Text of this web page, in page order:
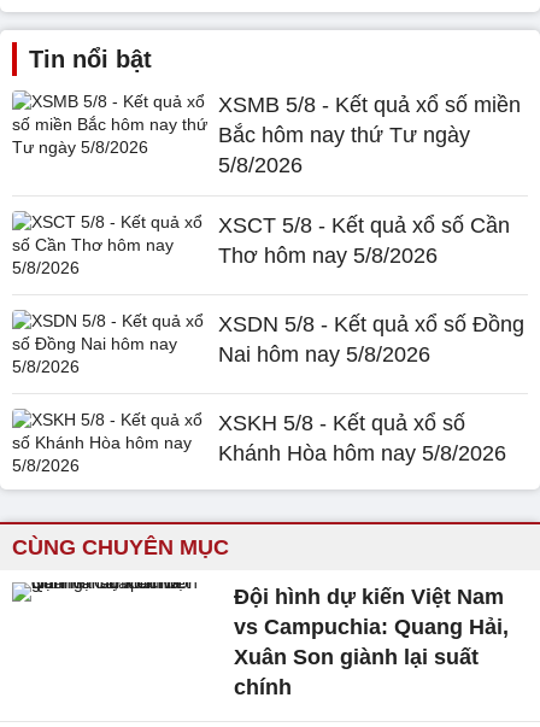
Tin nổi bật
XSMB 5/8 - Kết quả xổ số miền
Bắc hôm nay thứ Tư ngày
5/8/2026
XSCT 5/8 - Kết quả xổ số Cần
Thơ hôm nay 5/8/2026
XSDN 5/8 - Kết quả xổ số Đồng
Nai hôm nay 5/8/2026
XSKH 5/8 - Kết quả xổ số
Khánh Hòa hôm nay 5/8/2026
CÙNG CHUYÊN MỤC
Đội hình dự kiến Việt Nam
vs Campuchia: Quang Hải,
Xuân Son giành lại suất
chính